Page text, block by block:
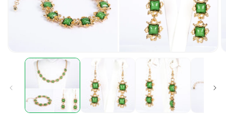
médiafájl
megnyitása
modális